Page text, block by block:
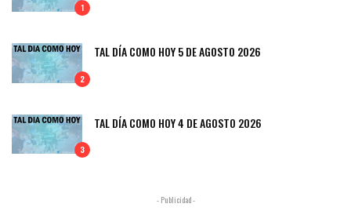
1
2
TAL DÍA COMO HOY 5 DE AGOSTO 2026
3
TAL DÍA COMO HOY 4 DE AGOSTO 2026
- Publicidad -